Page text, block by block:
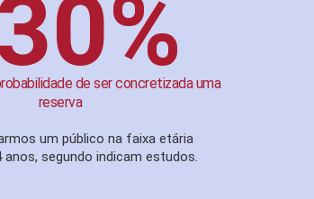
de ser concretizada uma
reserva
um público na faixa etária
anos, segundo indicam estudos.